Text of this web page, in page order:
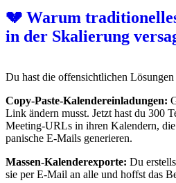
💔 Warum
in der Skalierung
Du hast die offensichtlichen
Copy-Paste-Kalendereinladungen:
Link ändern musst. Jetzt hast du 300
Meeting-URLs in ihren Kalendern,
panische E-Mails generieren.
Massen-Kalenderexporte: Du
sie per E-Mail an alle und hoffst das